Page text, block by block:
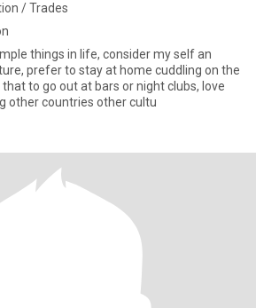
/ Trades
things in life, consider my self an
prefer to stay at home cuddling on the
to go out at bars or night clubs, love
other countries other cultu